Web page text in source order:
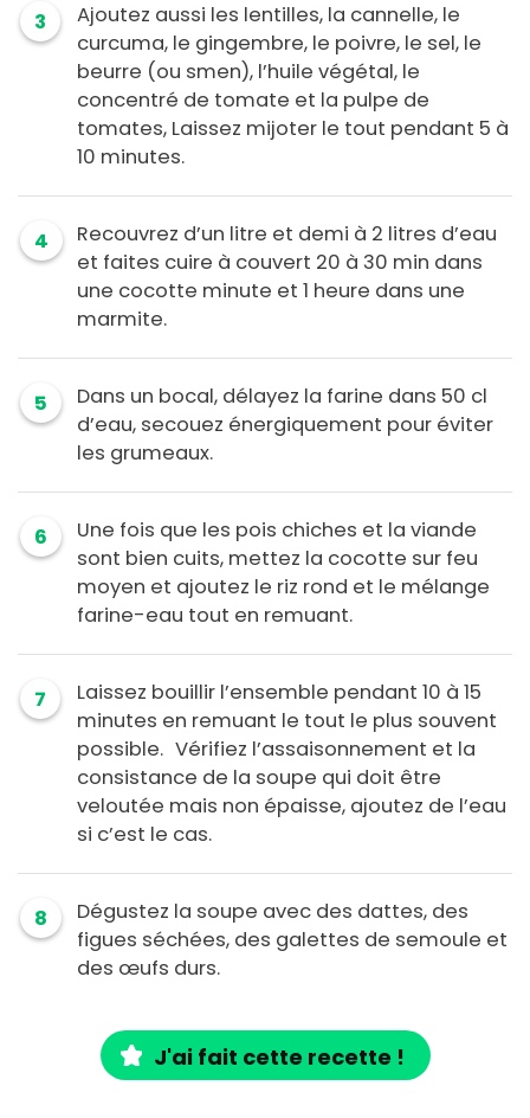
3
Ajoutez aussi les lentilles, la cannelle, le
curcuma, le gingembre, le poivre, le sel, le
beurre (ou smen), l’huile végétal, le
concentré de tomate et la pulpe de
tomates, Laissez mijoter le tout pendant 5 à
10 minutes.
4
Recouvrez d’un litre et demi à 2 litres d’eau
et faites cuire à couvert 20 à 30 min dans
une cocotte minute et 1 heure dans une
marmite.
5
Dans un bocal, délayez la farine dans 50 cl
d’eau, secouez énergiquement pour éviter
les grumeaux.
6
Une fois que les pois chiches et la viande
sont bien cuits, mettez la cocotte sur feu
moyen et ajoutez le riz rond et le mélange
farine-eau tout en remuant.
7
Laissez bouillir l’ensemble pendant 10 à 15
minutes en remuant le tout le plus souvent
possible. Vérifiez l’assaisonnement et la
consistance de la soupe qui doit être
veloutée mais non épaisse, ajoutez de l’eau
si c’est le cas.
8
Dégustez la soupe avec des dattes, des
figues séchées, des galettes de semoule et
des œufs durs.
J'ai fait cette recette !